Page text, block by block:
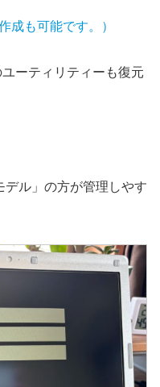
成も可能です。）
ーティリティーも復元
デル」の方が管理しやす